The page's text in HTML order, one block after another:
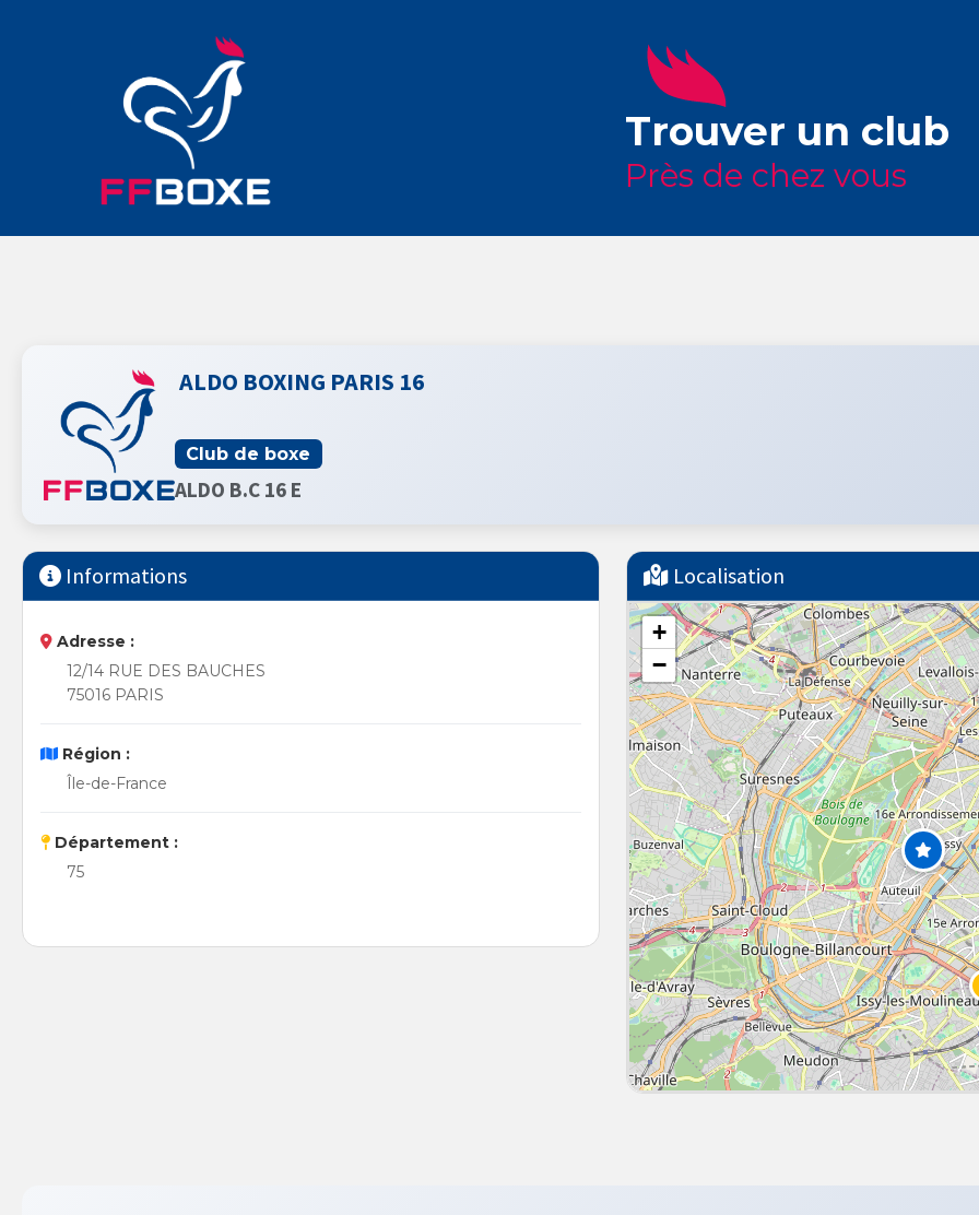
Trouver un club
Près de chez vous
ALDO BOXING PARIS 16
Club de boxe
ALDO B.C 16 E
Informations
Adresse :
12/14 RUE DES BAUCHES
75016 PARIS
Région :
Île-de-France
Département :
75
Localisation
+
−